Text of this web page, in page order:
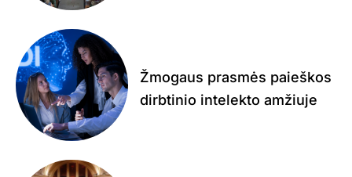
Žmogaus prasmės paieškos
dirbtinio intelekto amžiuje